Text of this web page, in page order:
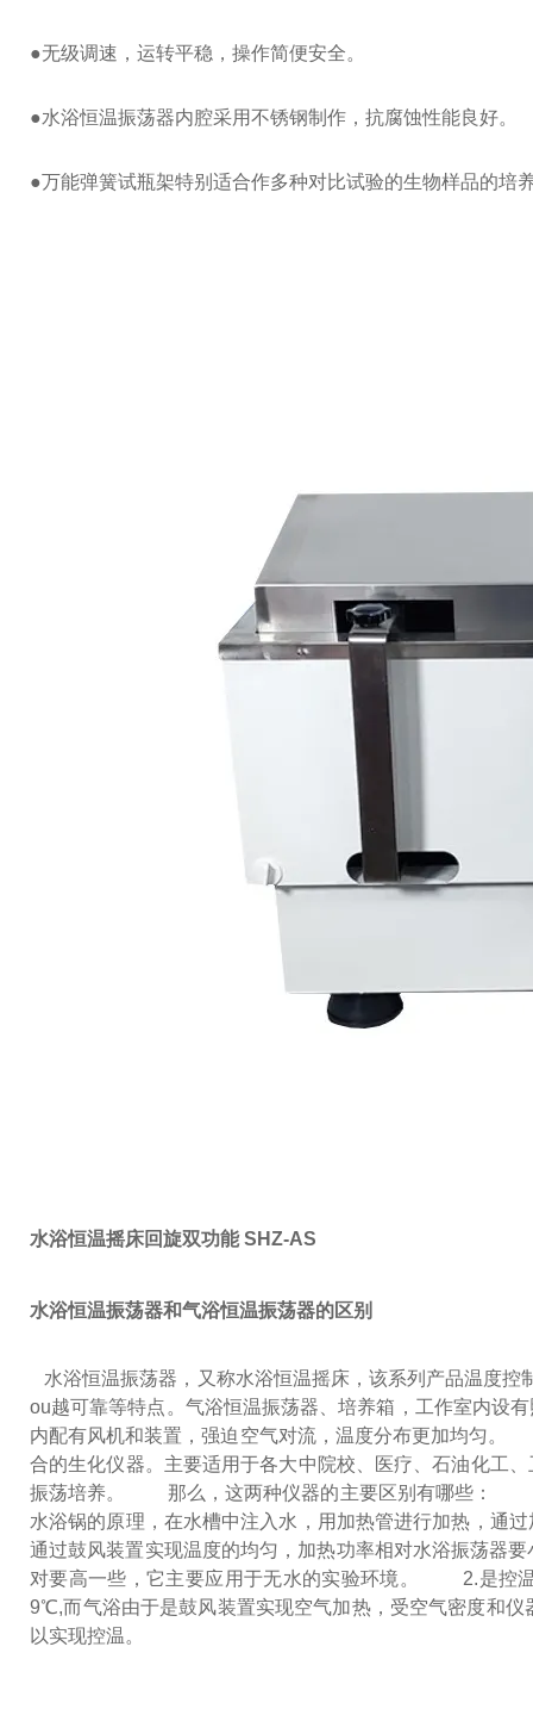
●无级调速，运转平稳，操作简便安全。
●水浴恒温振荡器内腔采用不锈钢制作，抗腐蚀性能良好。
●万能弹簧试瓶架特别适合作多种对比试验的生物样品的培
水浴恒温摇床回旋双功能 SHZ-AS
水浴恒温振荡器和气浴恒温振荡器的区别
水浴恒温振荡器，又称水浴恒温摇床，该系列产品温度
ou越可靠等特点。气浴恒温振荡器、培养箱，工作室内设
内配有风机和装置，强迫空气对流，温度分布更加均匀。
合的生化仪器。主要适用于各大中院校、医疗、石油化工
振荡培养。
那么，这两种仪器的主要区别有哪些：
水浴锅的原理，在水槽中注入水，用加热管进行加热，通
通过鼓风装置实现温度的均匀，加热功率相对水浴振荡器
对要高一些，它主要应用于无水的实验环境。
2.是控温
9℃,而气浴由于是鼓风装置实现空气加热，受空气密度和
以实现控温。